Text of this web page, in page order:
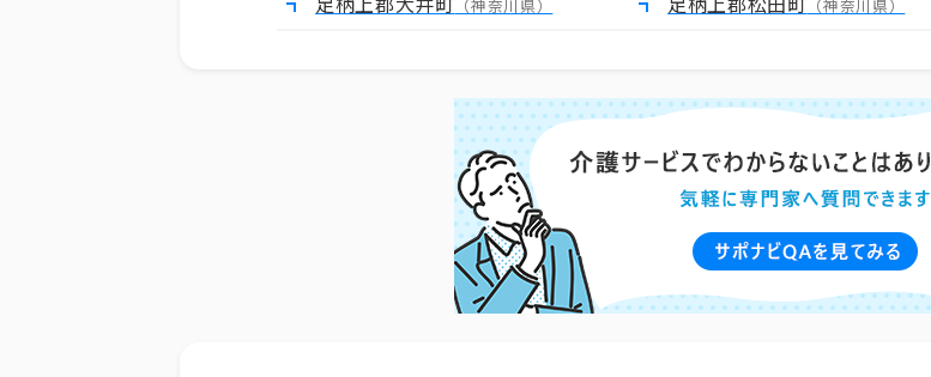
足柄上郡大井町 （神奈川県） 足柄上郡松田町 （神奈川県）